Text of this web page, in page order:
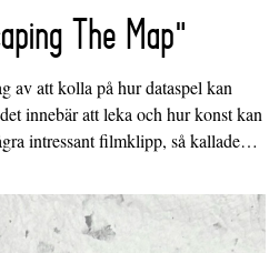
The Map"
av att kolla på hur dataspel kan
innebär att leka och hur konst kan
intressant filmklipp, så kallade…